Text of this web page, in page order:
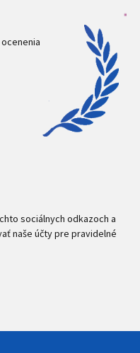
sociálnych odkazoch a
naše účty pre pravidelné